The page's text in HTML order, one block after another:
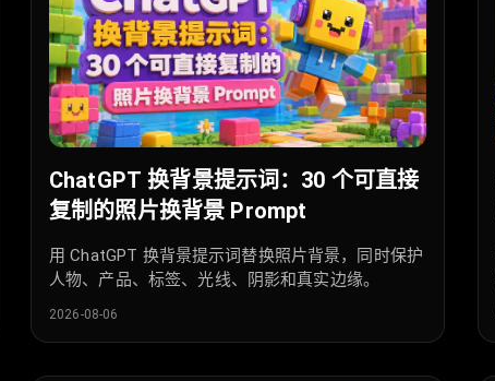
ChatGPT 换背景提示词：30 个可直接
复制的照片换背景 Prompt
用 ChatGPT 换背景提示词替换照片背景，同时保护
人物、产品、标签、光线、阴影和真实边缘。
2026-08-06